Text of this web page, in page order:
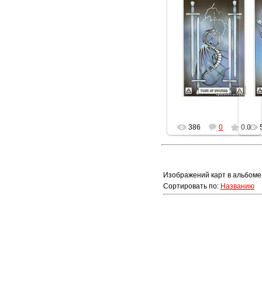
13.02.2013
Геката
386 0 0.0
Изображений карт в альбоме
Сортировать по: Названию